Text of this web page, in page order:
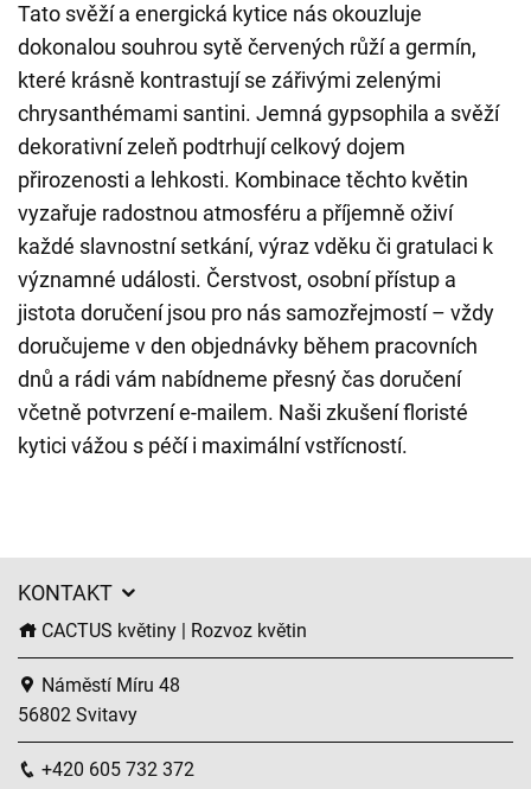
Tato svěží a energická kytice nás okouzluje
dokonalou souhrou sytě červených růží a germín,
které krásně kontrastují se zářivými zelenými
chrysanthémami santini. Jemná gypsophila a svěží
dekorativní zeleň podtrhují celkový dojem
přirozenosti a lehkosti. Kombinace těchto květin
vyzařuje radostnou atmosféru a příjemně oživí
každé slavnostní setkání, výraz vděku či gratulaci k
významné události. Čerstvost, osobní přístup a
jistota doručení jsou pro nás samozřejmostí – vždy
doručujeme v den objednávky během pracovních
dnů a rádi vám nabídneme přesný čas doručení
včetně potvrzení e-mailem. Naši zkušení floristé
kytici vážou s péčí i maximální vstřícností.
KONTAKT
CACTUS květiny | Rozvoz květin
Náměstí Míru 48
56802 Svitavy
+420 605 732 372